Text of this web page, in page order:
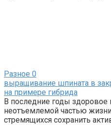
Разное 0
выращивание шпината в
на примере гибрида
В последние годы здоровое
неотъемлемой частью
стремящихся сохранить